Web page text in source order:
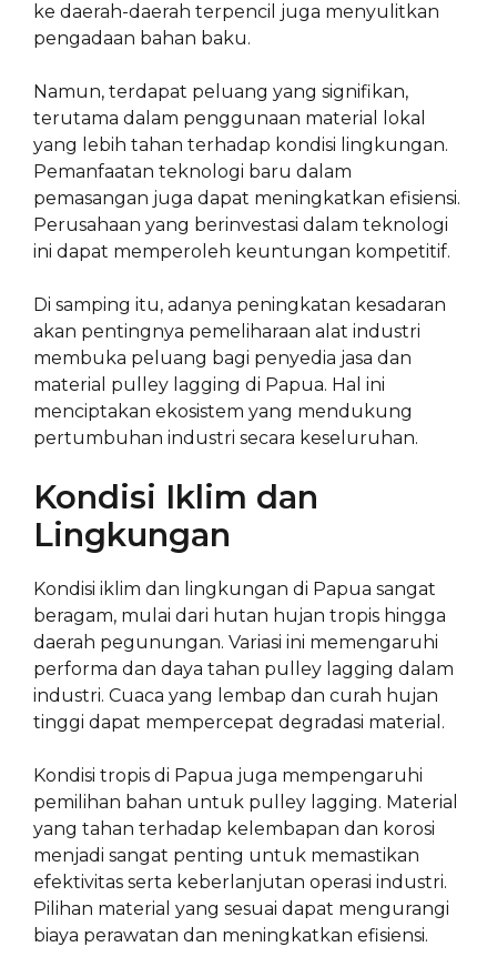
ke daerah-daerah terpencil juga menyulitkan
pengadaan bahan baku.
Namun, terdapat peluang yang signifikan,
terutama dalam penggunaan material lokal
yang lebih tahan terhadap kondisi lingkungan.
Pemanfaatan teknologi baru dalam
pemasangan juga dapat meningkatkan efisiensi.
Perusahaan yang berinvestasi dalam teknologi
ini dapat memperoleh keuntungan kompetitif.
Di samping itu, adanya peningkatan kesadaran
akan pentingnya pemeliharaan alat industri
membuka peluang bagi penyedia jasa dan
material pulley lagging di Papua. Hal ini
menciptakan ekosistem yang mendukung
pertumbuhan industri secara keseluruhan.
Kondisi Iklim dan
Lingkungan
Kondisi iklim dan lingkungan di Papua sangat
beragam, mulai dari hutan hujan tropis hingga
daerah pegunungan. Variasi ini memengaruhi
performa dan daya tahan pulley lagging dalam
industri. Cuaca yang lembap dan curah hujan
tinggi dapat mempercepat degradasi material.
Kondisi tropis di Papua juga mempengaruhi
pemilihan bahan untuk pulley lagging. Material
yang tahan terhadap kelembapan dan korosi
menjadi sangat penting untuk memastikan
efektivitas serta keberlanjutan operasi industri.
Pilihan material yang sesuai dapat mengurangi
biaya perawatan dan meningkatkan efisiensi.